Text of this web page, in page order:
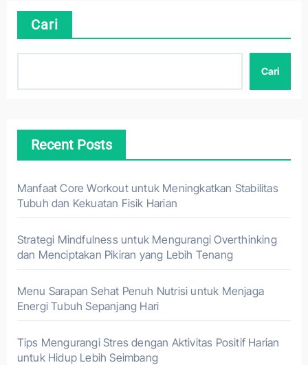
Cari
Cari
Recent Posts
Manfaat Core Workout untuk Meningkatkan Stabilitas
Tubuh dan Kekuatan Fisik Harian
Strategi Mindfulness untuk Mengurangi Overthinking
dan Menciptakan Pikiran yang Lebih Tenang
Menu Sarapan Sehat Penuh Nutrisi untuk Menjaga
Energi Tubuh Sepanjang Hari
Tips Mengurangi Stres dengan Aktivitas Positif Harian
untuk Hidup Lebih Seimbang